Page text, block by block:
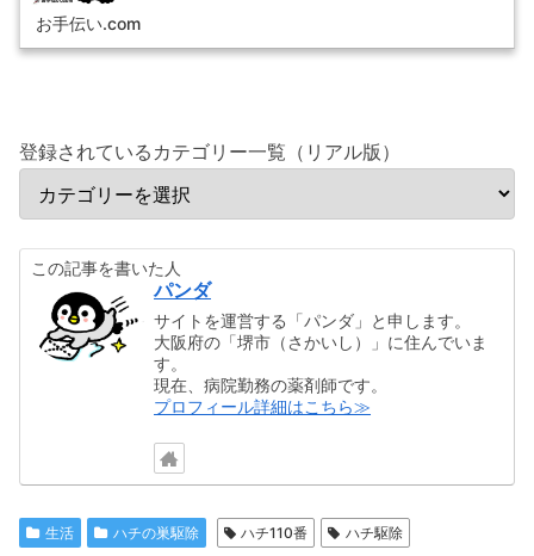
お手伝い.com
登録されているカテゴリー一覧（リアル版）
この記事を書いた人
パンダ
サイトを運営する「パンダ」と申します。
大阪府の「堺市（さかいし）」に住んでいま
す。
現在、病院勤務の薬剤師です。
プロフィール詳細はこちら≫
生活 ハチの巣駆除 ハチ110番 ハチ駆除